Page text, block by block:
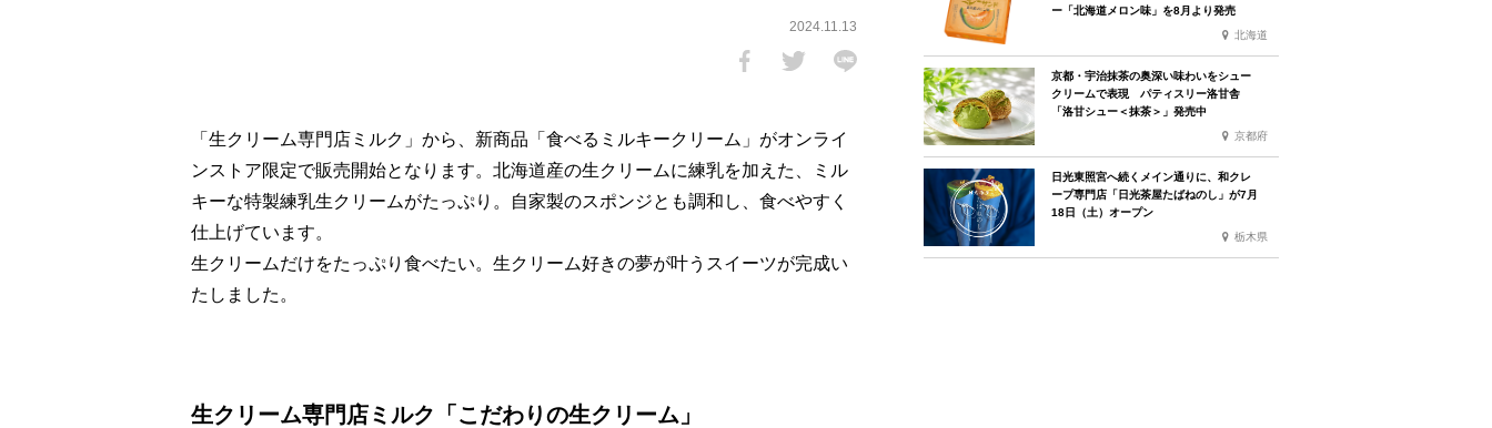
2024.11.13
「生クリーム専門店ミルク」から、新商品「食べるミルキークリーム」がオンライ
ンストア限定で販売開始となります。北海道産の生クリームに練乳を加えた、ミル
キーな特製練乳生クリームがたっぷり。自家製のスポンジとも調和し、食べやすく
仕上げています。
生クリームだけをたっぷり食べたい。生クリーム好きの夢が叶うスイーツが完成い
たしました。
生クリーム専門店ミルク「こだわりの生クリーム」
ー「北海道メロン味」を8月より発売
北海道
京都・宇治抹茶の奥深い味わいをシュー
クリームで表現 パティスリー洛甘舎
「洛甘シュー＜抹茶＞」発売中
京都府
日光東照宮へ続くメイン通りに、和クレ
ープ専門店「日光茶屋たばねのし」が7月
18日（土）オープン
栃木県